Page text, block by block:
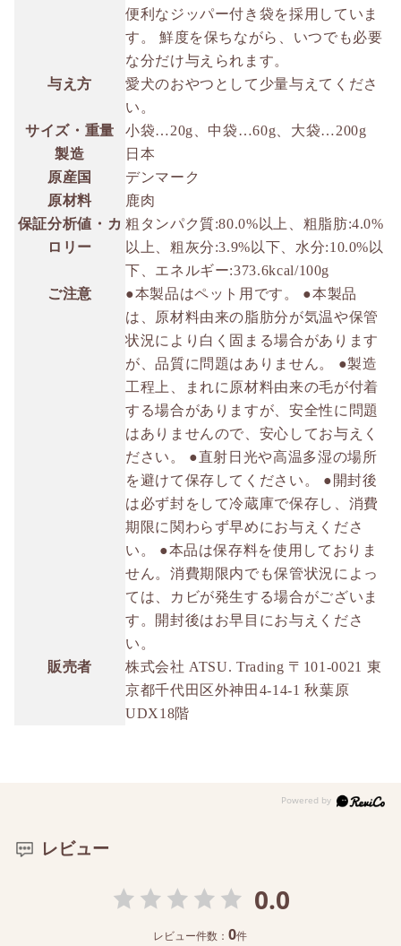
便利なジッパー付き袋を採用していま
す。 鮮度を保ちながら、いつでも必要
な分だけ与えられます。
与え方
愛犬のおやつとして少量与えてくださ
い。
サイズ・重量
小袋…20g、中袋…60g、大袋…200g
製造
日本
原産国
デンマーク
原材料
鹿肉
保証分析値・カ
ロリー
粗タンパク質:80.0%以上、粗脂肪:4.0%
以上、粗灰分:3.9%以下、水分:10.0%以
下、エネルギー:373.6kcal/100g
ご注意
●本製品はペット用です。 ●本製品
は、原材料由来の脂肪分が気温や保管
状況により白く固まる場合があります
が、品質に問題はありません。 ●製造
工程上、まれに原材料由来の毛が付着
する場合がありますが、安全性に問題
はありませんので、安心してお与えく
ださい。 ●直射日光や高温多湿の場所
を避けて保存してください。 ●開封後
は必ず封をして冷蔵庫で保存し、消費
期限に関わらず早めにお与えくださ
い。 ●本品は保存料を使用しておりま
せん。消費期限内でも保管状況によっ
ては、カビが発生する場合がございま
す。開封後はお早目にお与えくださ
い。
販売者
株式会社 ATSU. Trading 〒101-0021 東
京都千代田区外神田4-14-1 秋葉原
UDX18階
レビュー
0.0
レビュー件数：0件